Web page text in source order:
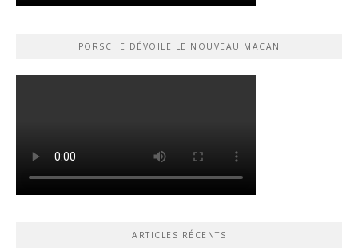
PORSCHE DÉVOILE LE NOUVEAU MACAN
ARTICLES RÉCENTS